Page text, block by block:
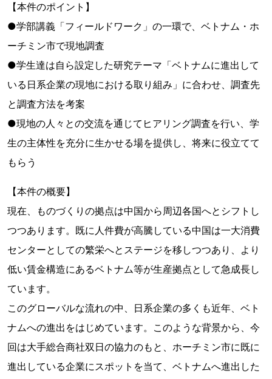
【本件のポイント】
●学部講義「フィールドワーク」の一環で、ベトナム・ホ
ーチミン市で現地調査
●学生達は自ら設定した研究テーマ「ベトナムに進出して
いる日系企業の現地における取り組み」に合わせ、調査先
と調査方法を考案
●現地の人々との交流を通じてヒアリング調査を行い、学
生の主体性を充分に生かせる場を提供し、将来に役立てて
もらう
【本件の概要】
現在、ものづくりの拠点は中国から周辺各国へとシフトし
つつあります。既に人件費が高騰している中国は一大消費
センターとしての繁栄へとステージを移しつつあり、より
低い賃金構造にあるベトナム等が生産拠点として急成長し
ています。
このグローバルな流れの中、日系企業の多くも近年、ベト
ナムへの進出をはじめています。このような背景から、今
回は大手総合商社双日の協力のもと、ホーチミン市に既に
進出している企業にスポットを当て、ベトナムへ進出した